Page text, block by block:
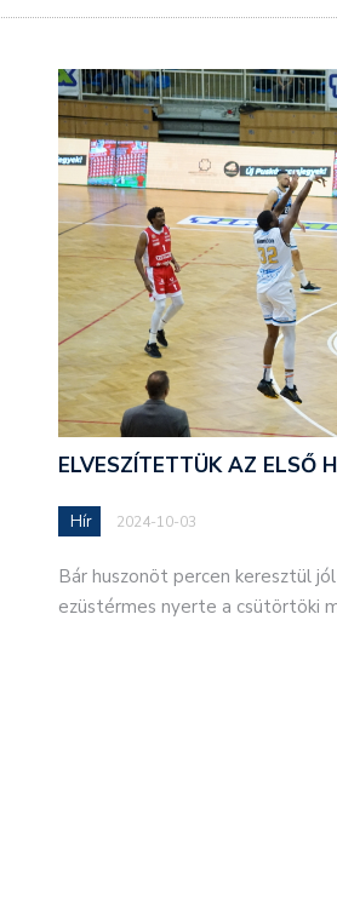
ELVESZÍTETTÜK AZ ELSŐ
Hír 2024-10-03
Bár huszonöt percen keresztül
ezüstérmes nyerte a csütörtöki